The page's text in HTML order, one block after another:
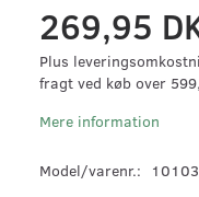
269,95
Plus
fragt ved køb over
Mere information
Model/varenr.: